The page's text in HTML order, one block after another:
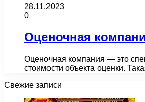
28.11.2023
0
Оценочная
Оценочная компания — это
стоимости объекта оценки.
Свежие записи